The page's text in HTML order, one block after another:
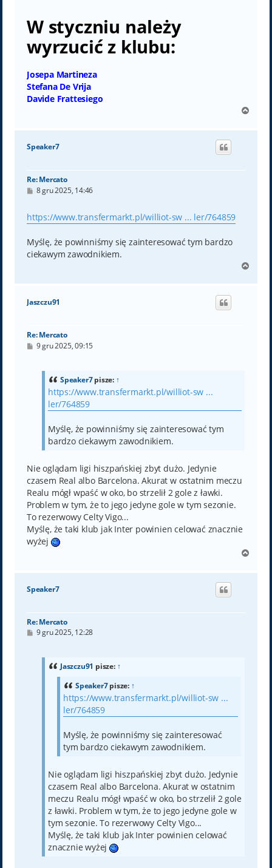
W styczniu należy
wyrzucić z klubu:
Josepa Martineza
Stefana De Vrija
Davide Frattesiego
g
Speaker7
Re: Mercato
P
t
8 gru 2025, 14:46
https://www.transfermarkt.pl/williot-sw ... ler/764859
Myślę, że powinniśmy się zainteresować tym bardzo
ciekawym zawodnikiem.
g
Jaszczu91
Re: Mercato
P9 gru 2025, 09:15
Speaker7pisze: ↑
https://www.transfermarkt.pl/williot-sw ...
ler/764859
Myślę, że powinniśmy się zainteresować tym
bardzo ciekawym zawodnikiem.
Nie oglądam ligi hiszpańskiej zbyt dużo. Jedynie
czasem Real albo Barcelona. Akurat w ostatnim meczu
Realu mógł wpaść w oko, bo strzelił 2 gole z ławki.
Problem w tym, że to jego jedyne gole w tym sezonie.
To rezerwowy Celty Vigo...
Myślę, że taki klub jak Inter powinien celować znacznie
wyżej
g
Speaker7
Re: Mercato
P9 gru 2025, 12:28
Jaszczu91 pisze: ↑
Speaker7pisze: ↑
https://www.transfermarkt.pl/williot-sw ...
ler/764859
Myślę, że powinniśmy się zainteresować
tym bardzo ciekawym zawodnikiem.
Nie oglądam ligi hiszpańskiej zbyt dużo. Jedynie
czasem Real albo Barcelona. Akurat w ostatnim
meczu Realu mógł wpaść w oko, bo strzelił 2 gole
z ławki. Problem w tym, że to jego jedyne gole w
tym sezonie. To rezerwowy Celty Vigo...
Myślę, że taki klub jak Inter powinien celować
znacznie wyżej